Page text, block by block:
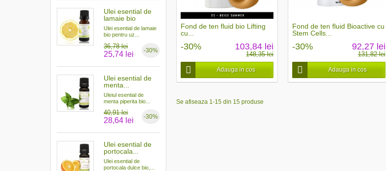
Ulei esential de
lamaie bio
Ulei esential de lamaie
bio pentru uz...
36,78 lei
-30%
25,74 lei
Ulei esential de
menta...
Uleiul esential de
menta piperita bio...
40,91 lei
-30%
28,64 lei
Ulei esential de
portocala...
Ulei esential de
portocala dulce bio,...
Fond de ten fluid bio Lifting
cu...
-30% 103,84 lei
148,35 lei
Adauga in cos
Fond de ten fluid Bioactive cu
Stem Cells...
-30% 92,27 lei
131,82 lei
Adauga in cos
Se afiseaza 1-15 din 15 produse